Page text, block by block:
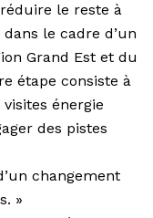
le reste à
le cadre d’un
Grand Est et du
étape consiste à
énergie
des pistes
changement
»